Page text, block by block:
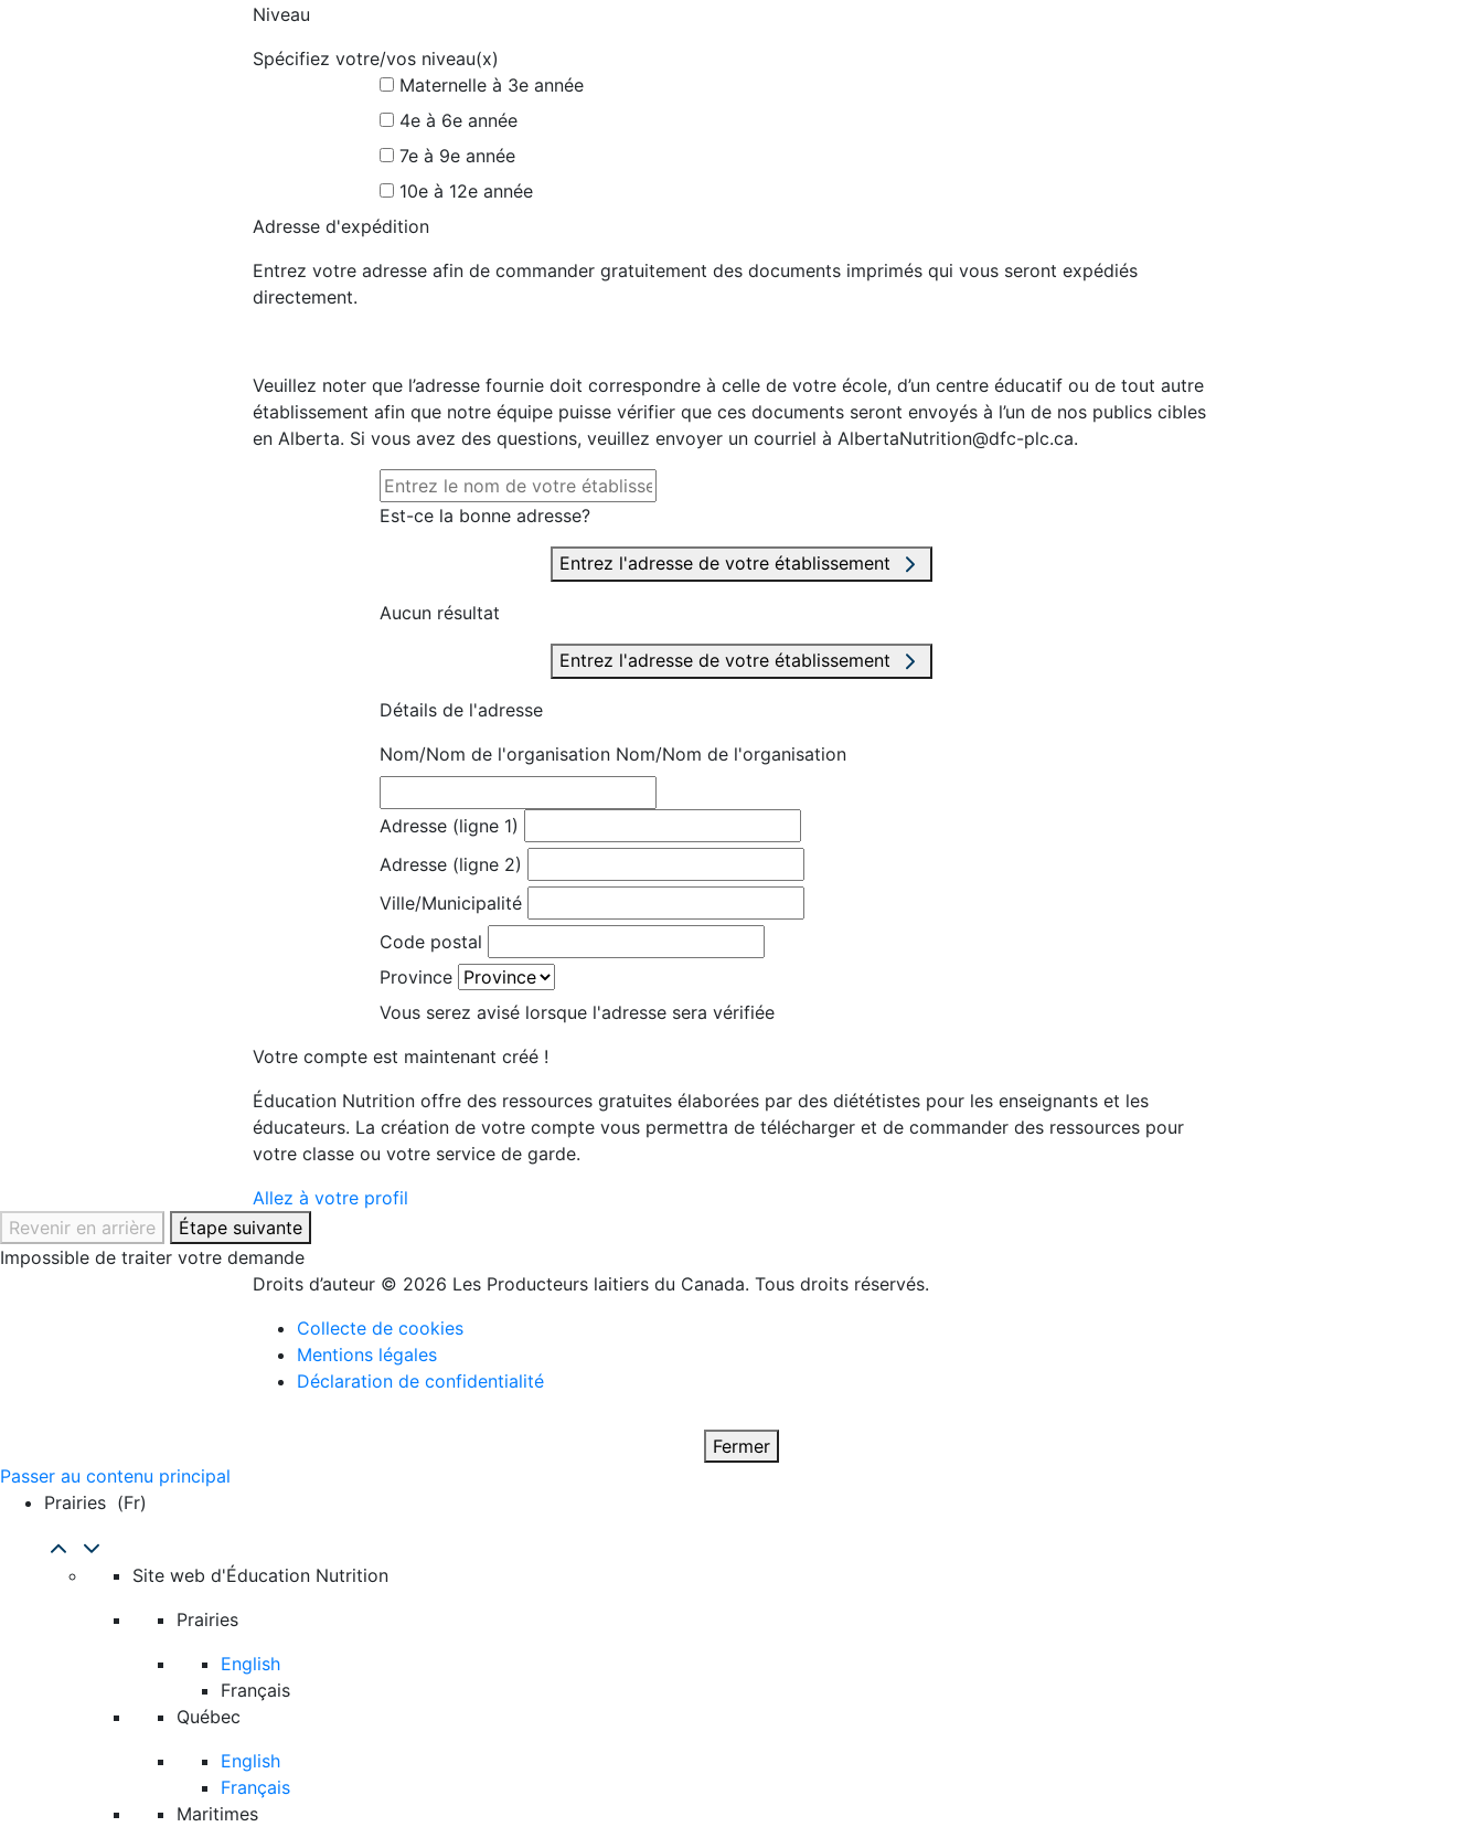
Niveau
Spécifiez votre/vos niveau(x)
Maternelle à 3e année
4e à 6e année
7e à 9e année
10e à 12e année
Adresse d'expédition
Entrez votre adresse afin de commander gratuitement des documents imprimés qui vous seront expédiés
directement.
Veuillez noter que l’adresse fournie doit correspondre à celle de votre école, d’un centre éducatif ou de tout autre
établissement afin que notre équipe puisse vérifier que ces documents seront envoyés à l’un de nos publics cibles
en Alberta. Si vous avez des questions, veuillez envoyer un courriel à AlbertaNutrition@dfc-plc.ca.
Est-ce la bonne adresse?
Entrez l'adresse de votre établissement
Aucun résultat
Entrez l'adresse de votre établissement
Détails de l'adresse
Nom/Nom de l'organisation Nom/Nom de l'organisation
Adresse (ligne 1)
Adresse (ligne 2)
Ville/Municipalité
Code postal
Province
Vous serez avisé lorsque l'adresse sera vérifiée
Votre compte est maintenant créé !
Éducation Nutrition offre des ressources gratuites élaborées par des diététistes pour les enseignants et les
éducateurs. La création de votre compte vous permettra de télécharger et de commander des ressources pour
votre classe ou votre service de garde.
Allez à votre profil
Revenir en arrière
Étape suivante
Impossible de traiter votre demande
Droits d’auteur © 2026 Les Producteurs laitiers du Canada. Tous droits réservés.
Collecte de cookies
Mentions légales
Déclaration de confidentialité
Fermer
Passer au contenu principal
Prairies (fr)
Site web d'Éducation Nutrition
Prairies
English
Français
Québec
English
Français
Maritimes